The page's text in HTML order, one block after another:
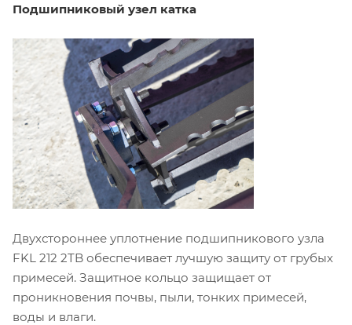
Подшипниковый узел катка
Двухстороннее уплотнение подшипникового узла
FKL 212 2TB обеспечивает лучшую защиту от грубых
примесей. Защитное кольцо защищает от
проникновения почвы, пыли, тонких примесей,
воды и влаги.